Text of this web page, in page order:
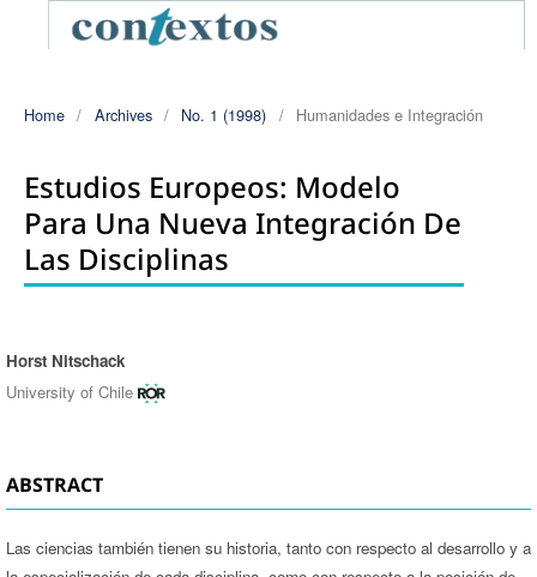
Home / Archives / No. 1 (1998) / Humanidades e Integración
Estudios Europeos: Modelo
Para Una Nueva Integración De
Las Disciplinas
Authors
Horst Nitschack
University of Chile
ABSTRACT
Las ciencias también tienen su historia, tanto con respecto al desarrollo y a